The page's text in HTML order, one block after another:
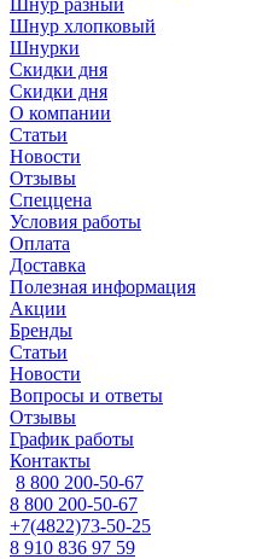
Шнур разный
Шнур хлопковый
Шнурки
Скидки дня
Скидки дня
О компании
Статьи
Новости
Отзывы
Спеццена
Условия работы
Оплата
Доставка
Полезная информация
Акции
Бренды
Статьи
Новости
Вопросы и ответы
Отзывы
График работы
Контакты
8 800 200-50-67
8 800 200-50-67
+7(4822)73-50-25
8 910 836 97 59